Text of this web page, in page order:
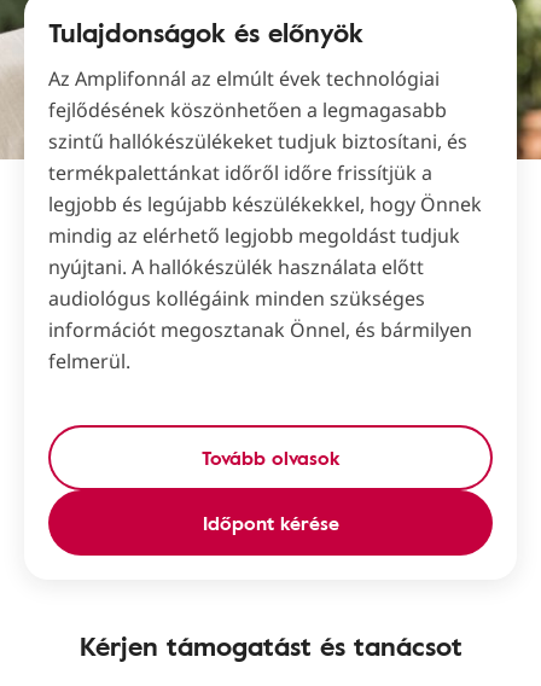
Tulajdonságok és előnyök
Az Amplifonnál az elmúlt évek technológiai
fejlődésének köszönhetően a legmagasabb
szintű hallókészülékeket tudjuk biztosítani, és
termékpalettánkat időről időre frissítjük a
legjobb és legújabb készülékekkel, hogy Önnek
mindig az elérhető legjobb megoldást tudjuk
nyújtani. A hallókészülék használata előtt
audiológus kollégáink minden szükséges
információt megosztanak Önnel, és bármilyen
felmerül.
Tovább olvasok
Időpont kérése
Kérjen támogatást és tanácsot